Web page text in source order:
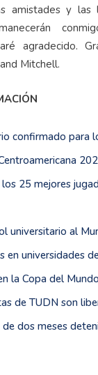
amistades y las
agradecido.
Mitchell.
confirmado para
los 25 mejores
universitario al
en universidades
la Copa del Mundo
de TUDN son
dos meses